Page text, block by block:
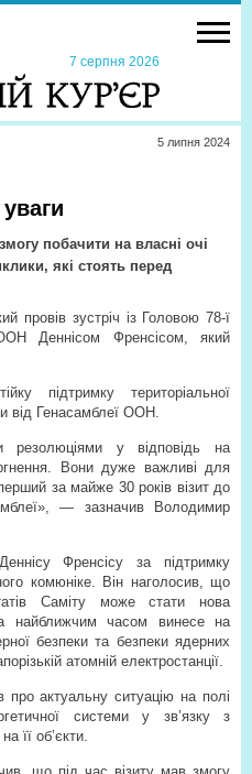
7 серпня 2026
5 липня 2024
побачити на власні очі
які стоять перед
провів зустріч із Головою 78-ї
Деннісом Френсісом, який
підтримку територіальної
від Генасамблеї ООН.
резолюціями у відповідь на
Вони дуже важливі для
за майже 30 років візит до
— зазначив Володимир
Френсісу за підтримку
комюніке. Він наголосив, що
Саміту може стати нова
найближчим часом винесе на
безпеки та безпеки ядерних
атомній електростанції.
про актуальну ситуацію на полі
системи у зв’язку з
її об’єкти.